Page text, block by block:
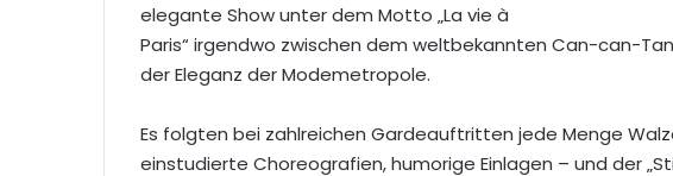
elegante Show unter dem Motto „La vie à
Paris“ irgendwo zwischen dem weltbekannten Can-can-
der Eleganz der Modemetropole.
Es folgten bei zahlreichen Gardeauftritten jede Menge
einstudierte Choreografien, humorige Einlagen – und der